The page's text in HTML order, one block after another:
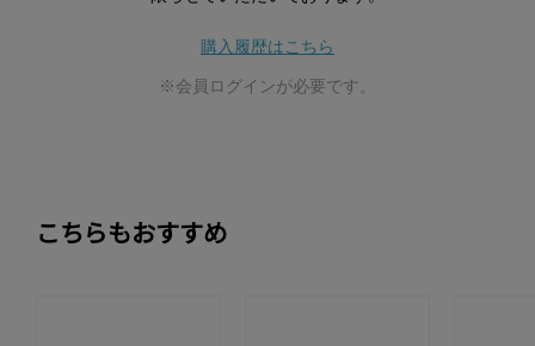
購入履歴はこちら
※会員ログインが必要です。
こちらもおすすめ